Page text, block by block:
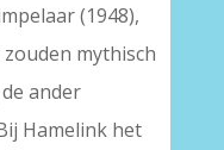
(1948),
mythisch
ander
Hamelink het